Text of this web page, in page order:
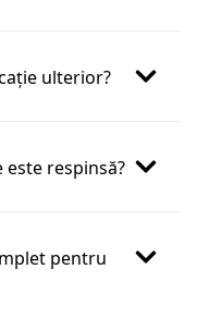
ulterior?
este respinsă?
pentru